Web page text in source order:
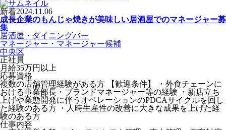
新着2024.11.06
成長企業のもんじゃ焼きが美味しい居酒屋でのマネージャー募
集
居酒屋・ダイニングバー
マネージャー・マネージャー候補
中央区
正社員
月給35万円以上
応募資格
複数の店舗管理経験がある方 【歓迎条件】 ・外食チェーンに
おける事業部長・ブランドマネージャー等の経験 ・新店立ち
上げや業態開発に伴うオペレーションのPDCAサイクルを回し
た経験のある方 ・人時生産性の改善に大きな成果を上げた経
験のある方
仕事内容